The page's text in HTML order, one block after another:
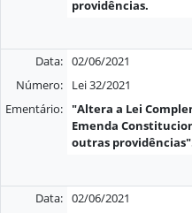
providências.
Data: 02/06/2021
Número:
Lei 32/2021
Ementário: "Altera a Lei
Emenda
outras
Data: 02/06/2021